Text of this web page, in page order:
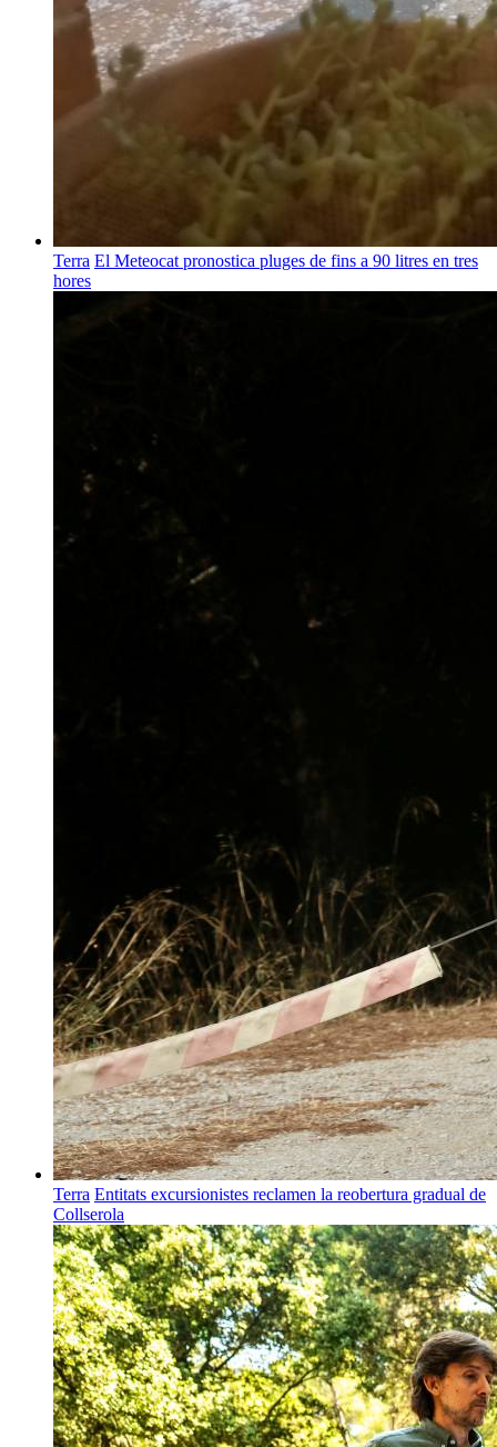
Terra El Meteocat pronostica pluges de fins a 90 litres en tres
hores
Terra Entitats excursionistes reclamen la reobertura gradual de
Collserola